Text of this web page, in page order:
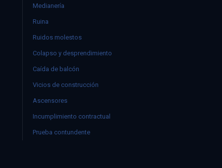
Medianería
Ruina
Ruidos molestos
Colapso y desprendimiento
Caída de balcón
Vicios de construcción
Ascensores
Incumplimiento contractual
Prueba contundente